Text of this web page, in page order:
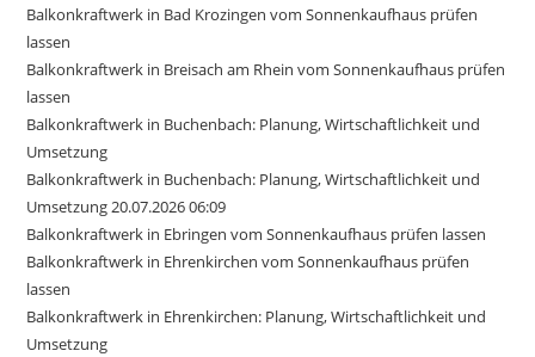
Balkonkraftwerk in Bad Krozingen vom Sonnenkaufhaus prüfen
lassen
Balkonkraftwerk in Breisach am Rhein vom Sonnenkaufhaus prüfen
lassen
Balkonkraftwerk in Buchenbach: Planung, Wirtschaftlichkeit und
Umsetzung
Balkonkraftwerk in Buchenbach: Planung, Wirtschaftlichkeit und
Umsetzung 20.07.2026 06:09
Balkonkraftwerk in Ebringen vom Sonnenkaufhaus prüfen lassen
Balkonkraftwerk in Ehrenkirchen vom Sonnenkaufhaus prüfen
lassen
Balkonkraftwerk in Ehrenkirchen: Planung, Wirtschaftlichkeit und
Umsetzung